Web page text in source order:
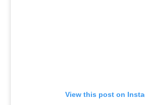
View this post on